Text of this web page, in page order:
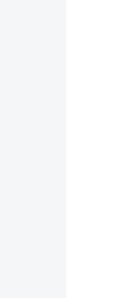
Lao
Thời sự
Hồ sơ tài
Thế giới